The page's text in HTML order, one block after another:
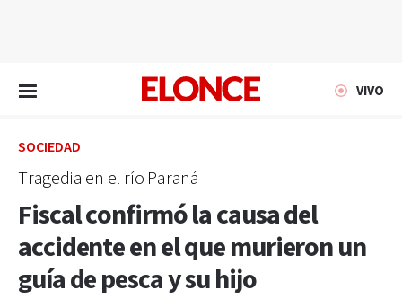
VIVO
SOCIEDAD
Tragedia en el río Paraná
Fiscal confirmó la causa del
accidente en el que murieron un
guía de pesca y su hijo